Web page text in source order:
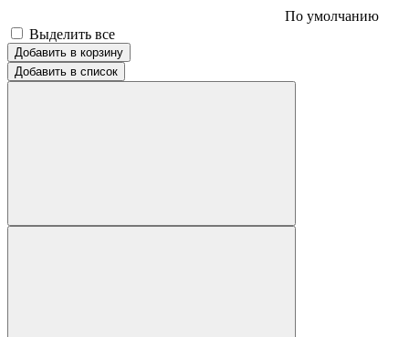
По умолчанию
Выделить все
Добавить в корзину
Добавить в список